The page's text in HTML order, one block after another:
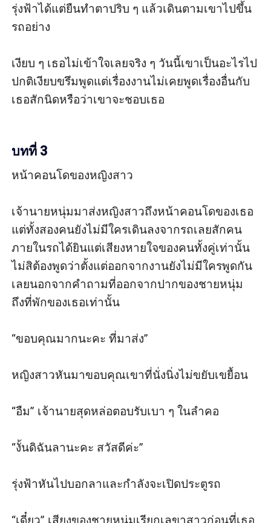
รุ่งฟ้าได้แต่ยืนทำตาปริบ ๆ แล้วเดินตามเขาไปขึ้น
รถอย่าง
เงียบ ๆ เธอไม่เข้าใจเลยจริง ๆ วันนี้เขาเป็นอะไรไป
ปกติเงียบขรึมพูดแต่เรื่องงานไม่เคยพูดเรื่องอื่นกับ
เธอสักนิดหรือว่าเขาจะชอบเธอ
บทที่ 3
หน้าคอนโดของหญิงสาว
เจ้านายหนุ่มมาส่งหญิงสาวถึงหน้าคอนโดของเธอ
แต่ทั้งสองคนยังไม่มีใครเดินลงจากรถเลยสักคน
ภายในรถได้ยินแต่เสียงหายใจของคนทั้งคู่เท่านั้น
ไม่สิต้องพูดว่าตั้งแต่ออกจากงานยังไม่มีใครพูดกัน
เลยนอกจากคำถามที่ออกจากปากของชายหนุ่ม
ถึงที่พักของเธอเท่านั้น
“ขอบคุณมากนะคะ ที่มาส่ง”
หญิงสาวหันมาขอบคุณเขาที่นั่งนิ่งไม่ขยับเขยื้อน
“อืม” เจ้านายสุดหล่อตอบรับเบา ๆ ในลำคอ
“งั้นดิฉันลานะคะ สวัสดีค่ะ”
รุ่งฟ้าหันไปบอกลาและกำลังจะเปิดประตูรถ
“เดี๋ยว” เสียงของชายหนุ่มเรียกเลขาสาวก่อนที่เธอ